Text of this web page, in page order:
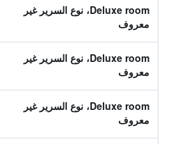
Deluxe room، نوع السرير غير
معروف
Deluxe room، نوع السرير غير
معروف
Deluxe room، نوع السرير غير
معروف